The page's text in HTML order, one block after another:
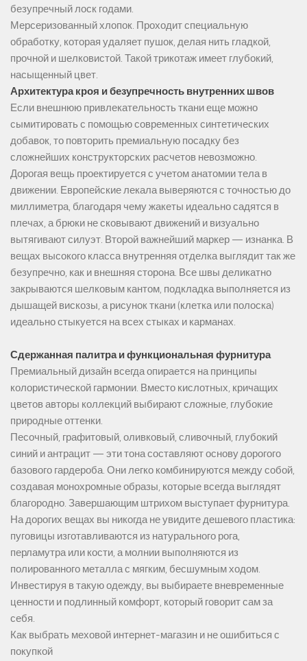
безупречный лоск годами.
Мерсеризованный хлопок. Проходит специальную
обработку, которая удаляет пушок, делая нить гладкой,
прочной и шелковистой. Такой трикотаж имеет глубокий,
насыщенный цвет.
Архитектура кроя и безупречность внутренних швов
Если внешнюю привлекательность ткани еще можно
сымитировать с помощью современных синтетических
добавок, то повторить премиальную посадку без
сложнейших конструкторских расчетов невозможно.
Дорогая вещь проектируется с учетом анатомии тела в
движении. Европейские лекала выверяются с точностью до
миллиметра, благодаря чему жакеты идеально садятся в
плечах, а брюки не сковывают движений и визуально
вытягивают силуэт. Второй важнейший маркер — изнанка. В
вещах высокого класса внутренняя отделка выглядит так же
безупречно, как и внешняя сторона. Все швы деликатно
закрываются шелковым кантом, подкладка выполняется из
дышащей вискозы, а рисунок ткани (клетка или полоска)
идеально стыкуется на всех стыках и карманах.
Сдержанная палитра и функциональная фурнитура
Премиальный дизайн всегда опирается на принципы
колористической гармонии. Вместо кислотных, кричащих
цветов авторы коллекций выбирают сложные, глубокие
природные оттенки.
Песочный, графитовый, оливковый, сливочный, глубокий
синий и антрацит — эти тона составляют основу дорогого
базового гардероба. Они легко комбинируются между собой,
создавая монохромные образы, которые всегда выглядят
благородно. Завершающим штрихом выступает фурнитура.
На дорогих вещах вы никогда не увидите дешевого пластика:
пуговицы изготавливаются из натурального рога,
перламутра или кости, а молнии выполняются из
полированного металла с мягким, бесшумным ходом.
Инвестируя в такую одежду, вы выбираете вневременные
ценности и подлинный комфорт, который говорит сам за
себя.
Как выбрать меховой интернет-магазин и не ошибиться с
покупкой